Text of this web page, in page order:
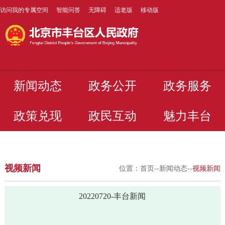
访问我的专属空间 智能问答 无障碍 适老版 移动版
新闻动态 政务公开 政务服务
政策兑现 政民互动 魅力丰台
视频新闻 位置：首页--新闻动态--视频新闻
20220720-丰台新闻